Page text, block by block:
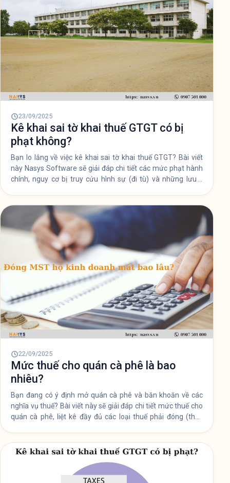
23/09/2025
Kê khai sai tờ khai thuế GTGT có bị
phạt không?
Bạn lo lắng về việc kê khai sai tờ khai thuế GTGT? Bài viết
này Nasys Software sẽ giải đáp chi tiết các mức phạt hành
chính, nguy cơ bị truy cứu hình sự (đi tù) và những lưu ý
22/09/2025
Mức thuế cho quán cà phê là bao
nhiêu?
Bạn đang có ý định mở quán cà phê và băn khoăn về các
nghĩa vụ thuế? Bài viết này sẽ giải đáp chi tiết mức thuế cho
quán cà phê, liệt kê đầy đủ các loại thuế phải đóng (thuế